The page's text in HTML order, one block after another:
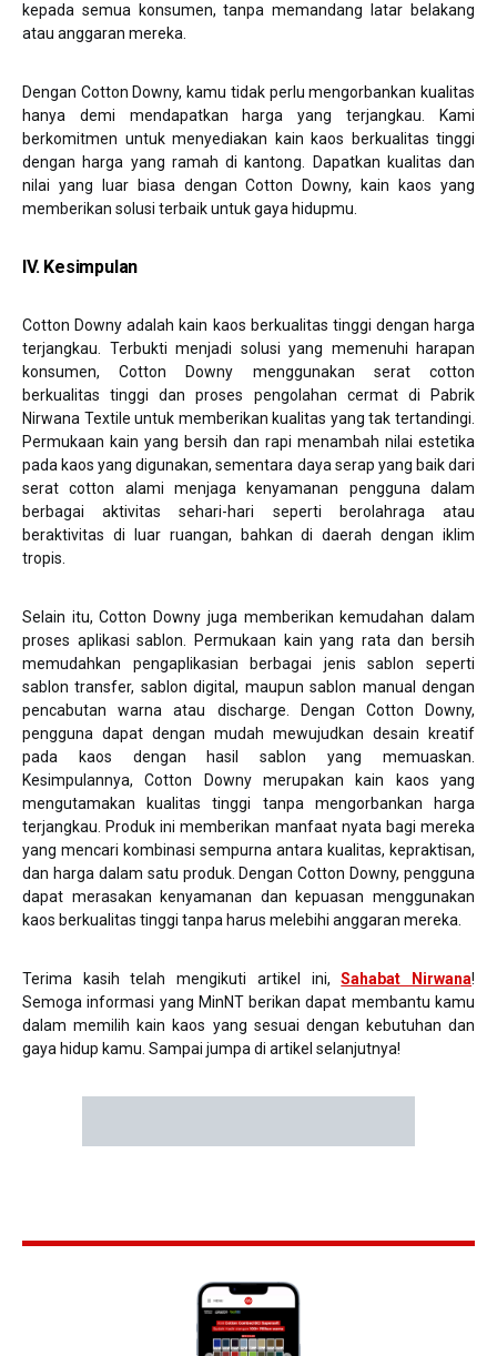
kepada semua konsumen, tanpa memandang latar belakang
atau anggaran mereka.
Dengan Cotton Downy, kamu tidak perlu mengorbankan kualitas
hanya demi mendapatkan harga yang terjangkau. Kami
berkomitmen untuk menyediakan kain kaos berkualitas tinggi
dengan harga yang ramah di kantong. Dapatkan kualitas dan
nilai yang luar biasa dengan Cotton Downy, kain kaos yang
memberikan solusi terbaik untuk gaya hidupmu.
IV. Kesimpulan
Cotton Downy adalah kain kaos berkualitas tinggi dengan harga
terjangkau. Terbukti menjadi solusi yang memenuhi harapan
konsumen, Cotton Downy menggunakan serat cotton
berkualitas tinggi dan proses pengolahan cermat di Pabrik
Nirwana Textile untuk memberikan kualitas yang tak tertandingi.
Permukaan kain yang bersih dan rapi menambah nilai estetika
pada kaos yang digunakan, sementara daya serap yang baik dari
serat cotton alami menjaga kenyamanan pengguna dalam
berbagai aktivitas sehari-hari seperti berolahraga atau
beraktivitas di luar ruangan, bahkan di daerah dengan iklim
tropis.
Selain itu, Cotton Downy juga memberikan kemudahan dalam
proses aplikasi sablon. Permukaan kain yang rata dan bersih
memudahkan pengaplikasian berbagai jenis sablon seperti
sablon transfer, sablon digital, maupun sablon manual dengan
pencabutan warna atau discharge. Dengan Cotton Downy,
pengguna dapat dengan mudah mewujudkan desain kreatif
pada kaos dengan hasil sablon yang memuaskan.
Kesimpulannya, Cotton Downy merupakan kain kaos yang
mengutamakan kualitas tinggi tanpa mengorbankan harga
terjangkau. Produk ini memberikan manfaat nyata bagi mereka
yang mencari kombinasi sempurna antara kualitas, kepraktisan,
dan harga dalam satu produk. Dengan Cotton Downy, pengguna
dapat merasakan kenyamanan dan kepuasan menggunakan
kaos berkualitas tinggi tanpa harus melebihi anggaran mereka.
Terima kasih telah mengikuti artikel ini,Sahabat Nirwana!
Semoga informasi yang MinNT berikan dapat membantu kamu
dalam memilih kain kaos yang sesuai dengan kebutuhan dan
gaya hidup kamu. Sampai jumpa di artikel selanjutnya!